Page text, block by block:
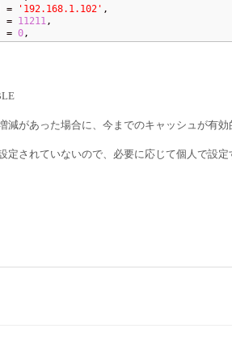
= '192.168.1.102'
=
11211
=
0 ,
があった場合に、今までのキャッシュが有効
されていないので、必要に応じて個人で設定